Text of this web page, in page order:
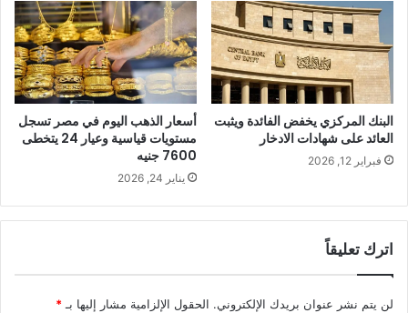
البنك المركزي يخفض الفائدة ويثبت
العائد على شهادات الادخار
فبراير 12, 2026
أسعار الذهب اليوم في مصر تسجل
مستويات قياسية وعيار 24 يتخطى
7600 جنيه
يناير 24, 2026
اترك تعليقاً
لن يتم نشر عنوان بريدك الإلكتروني. الحقول الإلزامية مشار إليها بـ *